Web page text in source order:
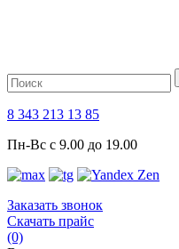
8 343 213 13 85
Пн-Вс с 9.00 до 19.00
Заказать звонок
Скачать прайс
(0)